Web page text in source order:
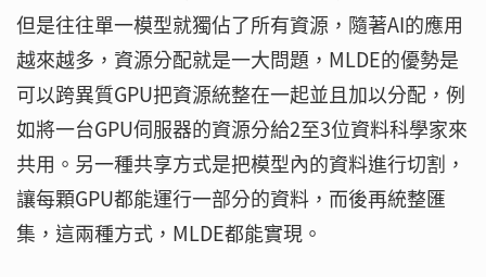
但是往往單一模型就獨佔了所有資源，隨著AI的應用
越來越多，資源分配就是一大問題，MLDE的優勢是
可以跨異質GPU把資源統整在一起並且加以分配，例
如將一台GPU伺服器的資源分給2至3位資料科學家來
共用。另一種共享方式是把模型內的資料進行切割，
讓每顆GPU都能運行一部分的資料，而後再統整匯
集，這兩種方式，MLDE都能實現。